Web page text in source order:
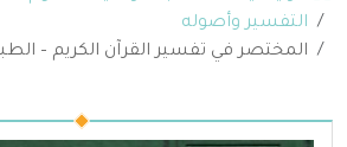
التفسير وأصوله
المختصر في تفسير القرآن الكريم –